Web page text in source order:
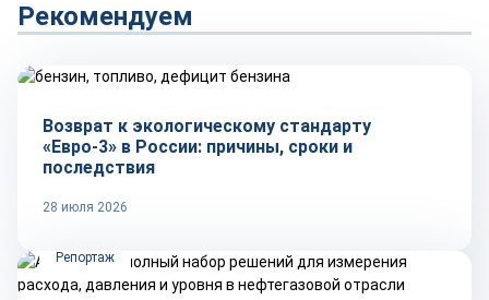
Рекомендуем
Возврат к экологическому стандарту
«Евро-3» в России: причины, сроки и
последствия
28 июля 2026
Репортаж